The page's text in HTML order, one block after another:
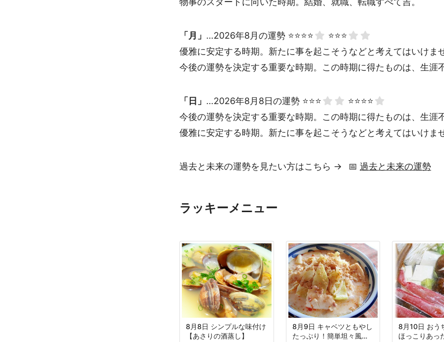
「月」 …2026年8月の運勢 ⭐⭐⭐⭐
⭐⭐⭐
優雅に安定する時期。新たに事を起こそうなどと考えてはいけま
今後の運勢を決定する重要な時期。この時期に得たものは、生涯
「日」 …2026年8月8日の運勢 ⭐⭐⭐
⭐⭐⭐⭐
今後の運勢を決定する重要な時期。この時期に得たものは、生涯
優雅に安定する時期。新たに事を起こそうなどと考えてはいけま
過去と未来の運勢を見たい方はこちら → 📅 過去と未来の運勢
ラッキーメニュー
8月8日 シンプルな味付け
【あさりの酒蒸し】
8月9日 キャベツともやし
たっぷり！簡単坦々風豆
8月10日 おう
ほっこりあっ